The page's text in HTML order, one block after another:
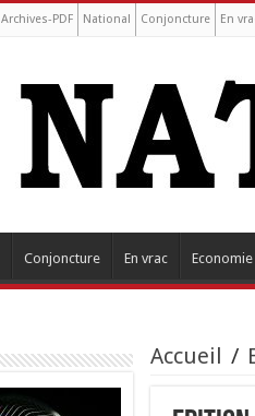
Archives-PDF National Conjoncture En
Conjoncture En vrac Economie
Accueil /